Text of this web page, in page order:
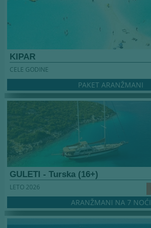
KIPAR
CELE GODINE
PAKET ARANŽMANI
GULETI - Turska (16+)
LETO 2026
ARANŽMANI NA 7 NOĆI